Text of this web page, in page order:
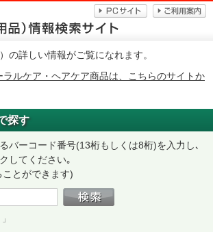
の詳しい情報がご覧になれます。
ラルケア・ヘアケア商品は、こちらのサイトか
探す
バーコード番号(13桁もしくは8桁)を入力し､
してください｡
とができます)
」